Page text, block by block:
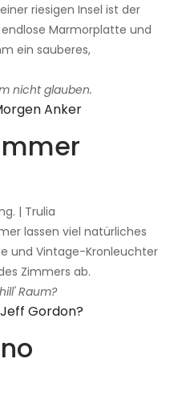
riesigen Insel ist der
Marmorplatte und
ein sauberes,
nicht glauben.
Anker
| Trulia
lassen viel natürliches
und Vintage-Kronleuchter
Zimmers ab.
Raum?
Gordon?